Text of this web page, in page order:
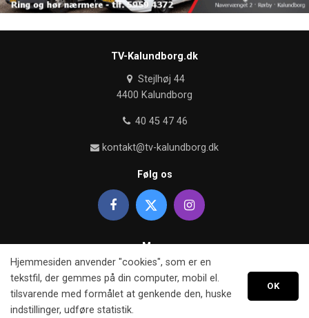
TV-Kalundborg.dk
Stejlhøj 44
4400 Kalundborg
40 45 47 46
kontakt@tv-kalundborg.dk
Følg os
Mere
Om TV kalundborg
Retningslinier
Hjemmesiden anvender "cookies", som er en
tekstfil, der gemmes på din computer, mobil el.
tilsvarende med formålet at genkende den, huske
indstillinger, udføre statistik.
OK